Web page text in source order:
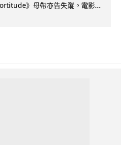
》母帶亦告失蹤。電影...